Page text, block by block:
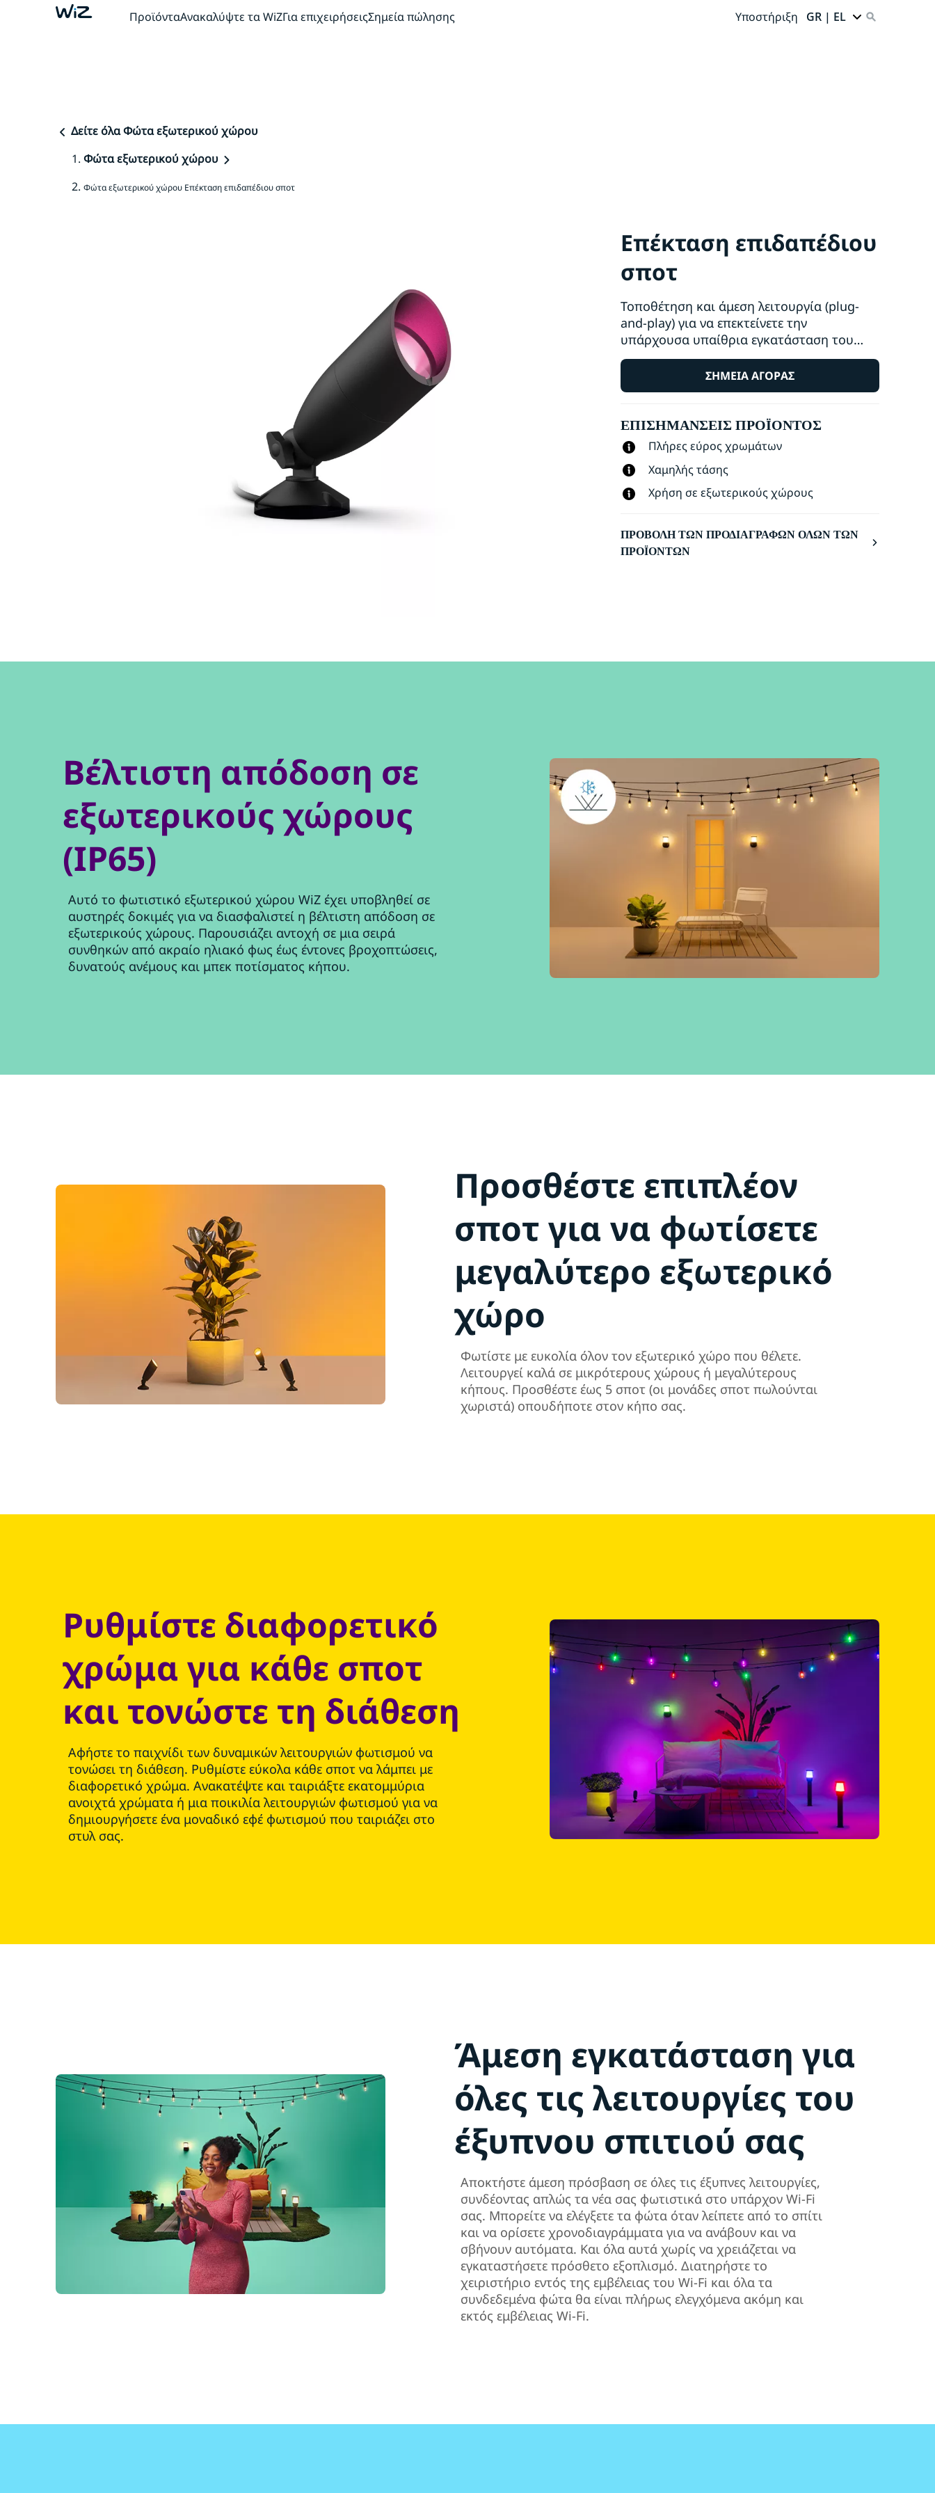
ΠροϊόνταΑνακαλύψτε τα WiZΓια επιχειρήσειςΣημεία πώλησης Υποστήριξη GR | EL
Δείτε όλα Φώτα εξωτερικού χώρου
Φώτα εξωτερικού χώρου
Φώτα εξωτερικού χώρου Επέκταση επιδαπέδιου σποτ
Επέκταση επιδαπέδιου
σποτ
Τοποθέτηση και άμεση λειτουργία (plug-
and-play) για να επεκτείνετε την
υπάρχουσα υπαίθρια εγκατάσταση του
WiZ. Τα φωτιστικά χαμηλής τάσης
εγκαθίστανται εύκολα και με ασφάλεια.
Τακτοποιήστε και αναδιατάξτε όπως θέλετε
Χρησιμοποιήστε το υπάρχον Wi-Fi για να
ελέγχετε τα φώτα με τη φωνή σας ή την
εφαρμογή WiZ.
ΣΗΜΕΊΑ ΑΓΟΡΆΣ
ΕΠΙΣΗΜΆΝΣΕΙΣ ΠΡΟΪΌΝΤΟΣ
Πλήρες εύρος χρωμάτων
Χαμηλής τάσης
Χρήση σε εξωτερικούς χώρους
ΠΡΟΒΟΛΉ ΤΩΝ ΠΡΟΔΙΑΓΡΑΦΏΝ ΌΛΩΝ ΤΩΝ
ΠΡΟΪΌΝΤΩΝ
Βέλτιστη απόδοση σε
εξωτερικούς χώρους
(IP65)
Αυτό το φωτιστικό εξωτερικού χώρου WiZ έχει υποβληθεί σε
αυστηρές δοκιμές για να διασφαλιστεί η βέλτιστη απόδοση σε
εξωτερικούς χώρους. Παρουσιάζει αντοχή σε μια σειρά
συνθηκών από ακραίο ηλιακό φως έως έντονες βροχοπτώσεις,
δυνατούς ανέμους και μπεκ ποτίσματος κήπου.
Προσθέστε επιπλέον
σποτ για να φωτίσετε
μεγαλύτερο εξωτερικό
χώρο
Φωτίστε με ευκολία όλον τον εξωτερικό χώρο που θέλετε.
Λειτουργεί καλά σε μικρότερους χώρους ή μεγαλύτερους
κήπους. Προσθέστε έως 5 σποτ (οι μονάδες σποτ πωλούνται
χωριστά) οπουδήποτε στον κήπο σας.
Ρυθμίστε διαφορετικό
χρώμα για κάθε σποτ
και τονώστε τη διάθεση
Αφήστε το παιχνίδι των δυναμικών λειτουργιών φωτισμού να
τονώσει τη διάθεση. Ρυθμίστε εύκολα κάθε σποτ να λάμπει με
διαφορετικό χρώμα. Ανακατέψτε και ταιριάξτε εκατομμύρια
ανοιχτά χρώματα ή μια ποικιλία λειτουργιών φωτισμού για να
δημιουργήσετε ένα μοναδικό εφέ φωτισμού που ταιριάζει στο
στυλ σας.
Άμεση εγκατάσταση για
όλες τις λειτουργίες του
έξυπνου σπιτιού σας
Αποκτήστε άμεση πρόσβαση σε όλες τις έξυπνες λειτουργίες,
συνδέοντας απλώς τα νέα σας φωτιστικά στο υπάρχον Wi-Fi
σας. Μπορείτε να ελέγξετε τα φώτα όταν λείπετε από το σπίτι
και να ορίσετε χρονοδιαγράμματα για να ανάβουν και να
σβήνουν αυτόματα. Και όλα αυτά χωρίς να χρειάζεται να
εγκαταστήσετε πρόσθετο εξοπλισμό. Διατηρήστε το
χειριστήριο εντός της εμβέλειας του Wi-Fi και όλα τα
συνδεδεμένα φώτα θα είναι πλήρως ελεγχόμενα ακόμη και
εκτός εμβέλειας Wi-Fi.